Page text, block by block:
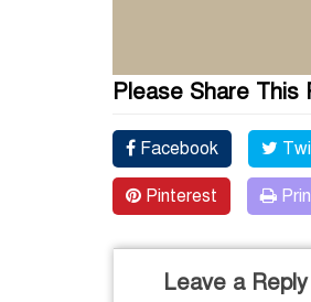
Please Share This
Facebook
Pinterest
Leave a Reply